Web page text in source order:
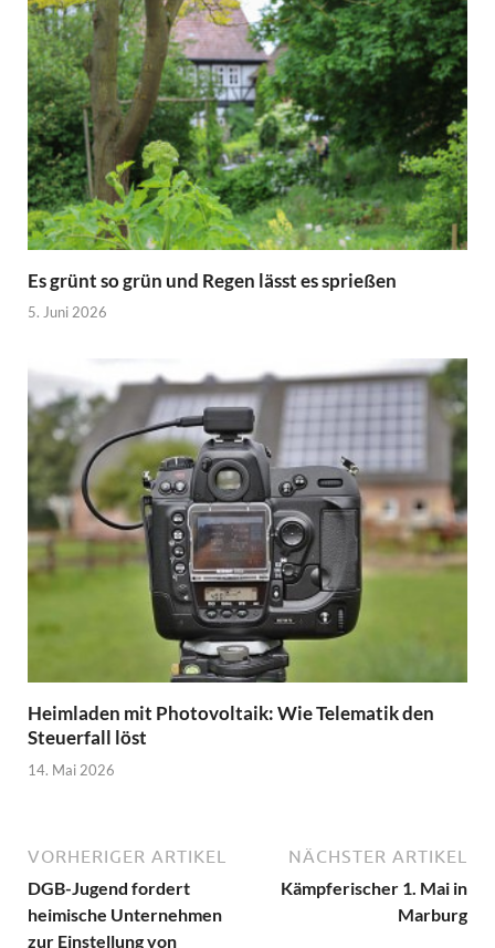
Es grünt so grün und Regen lässt es sprießen
5. Juni 2026
Heimladen mit Photovoltaik: Wie Telematik den
Steuerfall löst
14. Mai 2026
VORHERIGER ARTIKEL
DGB-Jugend fordert
heimische Unternehmen
zur Einstellung von
NÄCHSTER ARTIKEL
Kämpferischer 1. Mai in
Marburg